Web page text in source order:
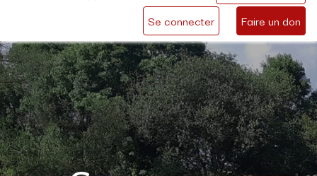
Se connecter Faire un don